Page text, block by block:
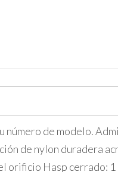
número de modelo.
de nylon duradera
orificio Hasp cerrado: